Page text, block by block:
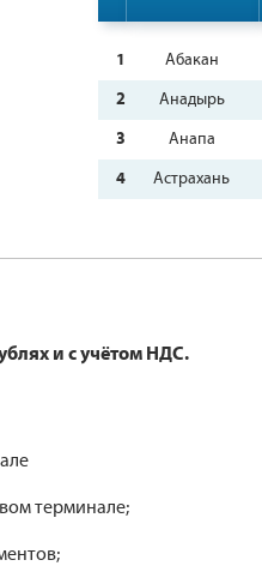
1 Абакан
2 Анадырь
3 Анапа
4 Астрахань
и с учётом НДС.
терминале;